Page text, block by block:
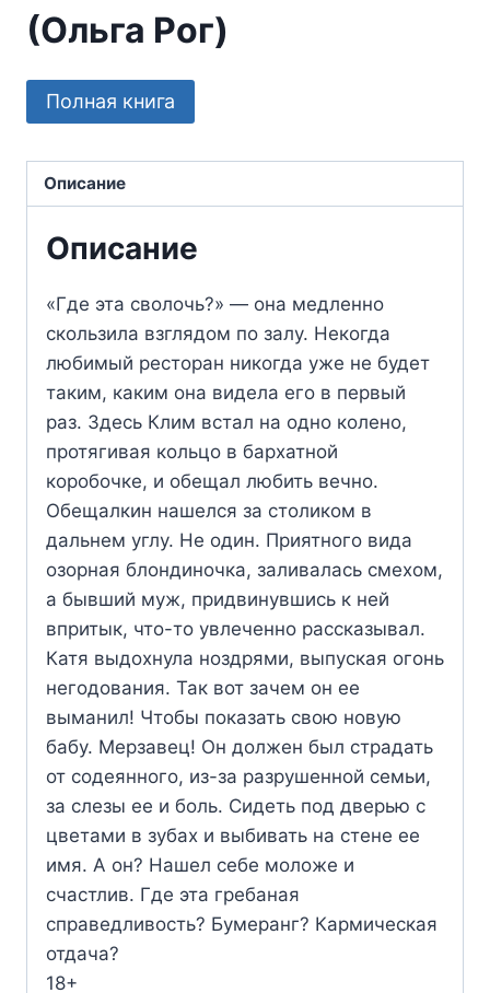
(Ольга Рог)
Полная книга
Описание
Описание
«Где эта сволочь?» — она медленно
скользила взглядом по залу. Некогда
любимый ресторан никогда уже не будет
таким, каким она видела его в первый
раз. Здесь Клим встал на одно колено,
протягивая кольцо в бархатной
коробочке, и обещал любить вечно.
Обещалкин нашелся за столиком в
дальнем углу. Не один. Приятного вида
озорная блондиночка, заливалась смехом,
а бывший муж, придвинувшись к ней
впритык, что-то увлеченно рассказывал.
Катя выдохнула ноздрями, выпуская огонь
негодования. Так вот зачем он ее
выманил! Чтобы показать свою новую
бабу. Мерзавец! Он должен был страдать
от содеянного, из-за разрушенной семьи,
за слезы ее и боль. Сидеть под дверью с
цветами в зубах и выбивать на стене ее
имя. А он? Нашел себе моложе и
счастлив. Где эта гребаная
справедливость? Бумеранг? Кармическая
отдача?
18+